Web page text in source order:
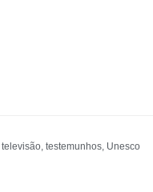
televisão, testemunhos, Unesco